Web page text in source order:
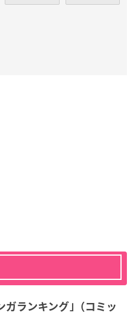
ガランキング｣（コミッ